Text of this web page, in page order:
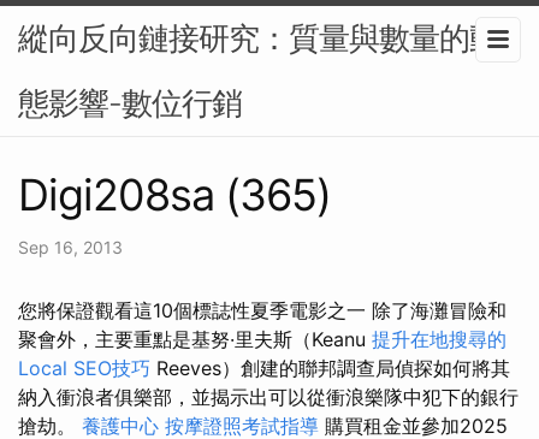
縱向反向鏈接研究：質量與數量的動
態影響-數位行銷
Digi208sa (365)
Sep 16, 2013
您將保證觀看這10個標誌性夏季電影之一 除了海灘冒險和
聚會外，主要重點是基努·里夫斯（Keanu 提升在地搜尋的
Local SEO技巧 Reeves）創建的聯邦調查局偵探如何將其
納入衝浪者俱樂部，並揭示出可以從衝浪樂隊中犯下的銀行
搶劫。 養護中心 按摩證照考試指導 購買租金並參加2025